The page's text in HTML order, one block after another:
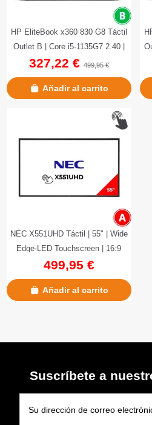
HP EliteBook x360 830 G8 Táctil
Outlet B | Core i5-1135G7 2.40 |
256 GB NVMe | 8 GB...
327,22 €499,95 €
Añadir al carrito
NEC X551UHD Táctil | 55" | Wide
Edge-LED Touchscreen | 16:9
3840x2160
499,95 €
Añadir al carrito
Suscríbete a